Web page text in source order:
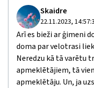
Skaidre
22.11.2023,
Arī es bieži ar ģimeni
doma par velotrasi
Neredzu kā tā varētu
apmeklētājiem, tā
apmeklētāju. Un, ja